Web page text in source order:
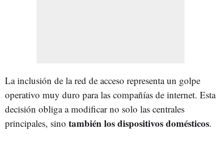
La inclusión de la red de acceso representa un golpe
operativo muy duro para las compañías de internet. Esta
decisión obliga a modificar no solo las centrales
principales, sino también los dispositivos domésticos.